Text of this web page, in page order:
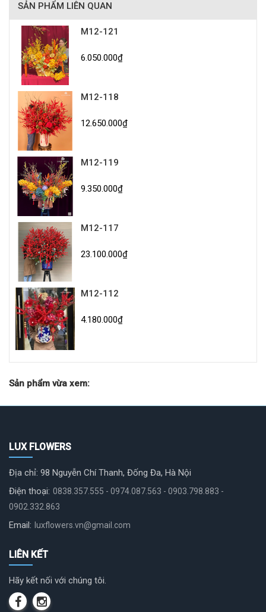
SẢN PHẨM LIÊN QUAN
M12-121
6.050.000₫
M12-118
12.650.000₫
M12-119
9.350.000₫
M12-117
23.100.000₫
M12-112
4.180.000₫
Sản phẩm vừa xem:
LUX FLOWERS
Địa chỉ: 98 Nguyễn Chí Thanh, Đống Đa, Hà Nội
Điện thoại: 0838.357.555 - 0974.087.563 - 0903.798.883 -
0902.332.863
Email: luxflowers.vn@gmail.com
LIÊN KẾT
Hãy kết nối với chúng tôi.